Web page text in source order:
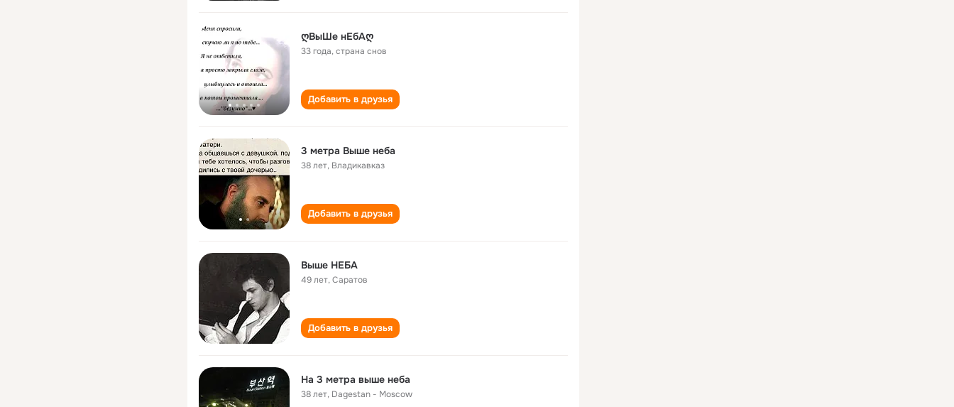
ღВыШе нЕбАღ
33 года,страна снов
Добавить в друзья
3 метра Выше неба
38 лет, Владикавказ
Добавить в друзья
Выше НЕБА
49 лет,Саратов
Добавить в друзья
На 3 метра выше неба
38 лет, Dagestan - Moscow